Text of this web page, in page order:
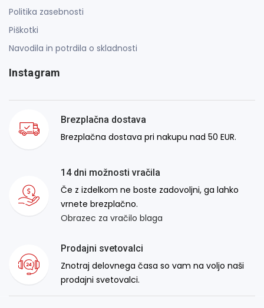
Politika zasebnosti
Piškotki
Navodila in potrdila o skladnosti
Instagram
Brezplačna dostava
Brezplačna dostava pri nakupu nad 50 EUR.
14 dni možnosti vračila
Če z izdelkom ne boste zadovoljni, ga lahko
vrnete brezplačno.
Obrazec za vračilo blaga
Prodajni svetovalci
Znotraj delovnega časa so vam na voljo naši
prodajni svetovalci.